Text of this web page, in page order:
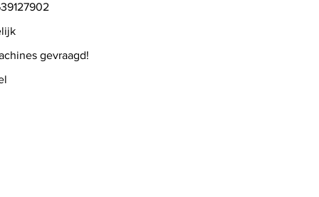
gevraagd!